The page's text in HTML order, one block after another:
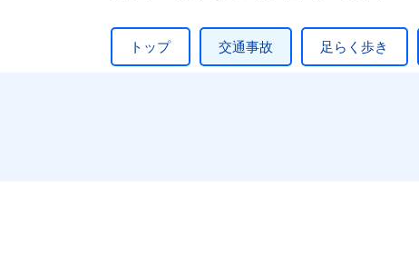
トップ 交通事故 足らく歩き